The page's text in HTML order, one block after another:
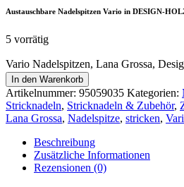
Austauschbare Nadelspitzen Vario in DESIGN-
5 vorrätig
Vario Nadelspitzen, Lana Grossa,
In den Warenkorb
Artikelnummer: 95059035 Kategorien:
Stricknadeln, Stricknadeln & Zubehör,
Lana Grossa, Nadelspitze, stricken,
Beschreibung
Zusätzliche Informationen
Rezensionen (0)